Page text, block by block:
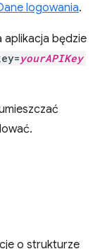
logowania.
aplikacja będzie
yourAPIKey
o strukturze